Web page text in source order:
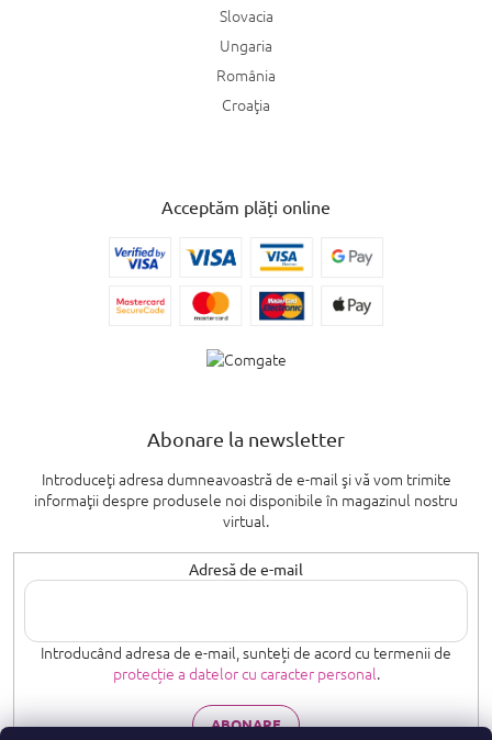
Slovacia
Ungaria
România
Croaţia
Acceptăm plăți online
Abonare la newsletter
Introduceţi adresa dumneavoastră de e-mail şi vă vom trimite
informaţii despre produsele noi disponibile în magazinul nostru
virtual.
Adresă de e-mail
Introducând adresa de e-mail, sunteți de acord cu termenii de
protecție a datelor cu caracter personal.
ABONARE